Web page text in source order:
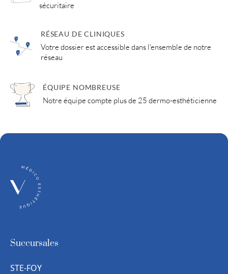
sécuritaire
RÉSEAU DE CLINIQUES
Votre dossier est accessible dans l'ensemble de notre
réseau
ÉQUIPE NOMBREUSE
Notre équipe compte plus de 25 dermo-esthéticienne
Succursales
STE-FOY